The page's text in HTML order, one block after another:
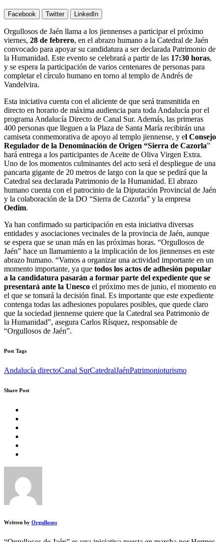
Facebook Twitter LinkedIn
Orgullosos de Jaén llama a los jiennenses a participar el próximo
viernes, 28 de febrero, en el abrazo humano a la Catedral de Jaén
convocado para apoyar su candidatura a ser declarada Patrimonio de
la Humanidad. Este evento se celebrará a partir de las 17:30 horas,
y se espera la participación de varios centenares de personas para
completar el círculo humano en torno al templo de Andrés de
Vandelvira.
Esta iniciativa cuenta con el aliciente de que será transmitida en
directo en horario de máxima audiencia para toda Andalucía por el
programa Andalucía Directo de Canal Sur. Además, las primeras
400 personas que lleguen a la Plaza de Santa María recibirán una
camiseta conmemorativa de apoyo al templo jiennense, y el Consejo
Regulador de la Denominación de Origen “Sierra de Cazorla”
hará entrega a los participantes de Aceite de Oliva Virgen Extra.
Uno de los momentos culminantes del acto será el despliegue de una
pancarta gigante de 20 metros de largo con la que se pedirá que la
Catedral sea declarada Patrimonio de la Humanidad. El abrazo
humano cuenta con el patrocinio de la Diputación Provincial de Jaén
y la colaboración de la DO “Sierra de Cazorla” y la empresa
Oedim.
Ya han confirmado su participación en esta iniciativa diversas
entidades y asociaciones vecinales de la provincia de Jaén, aunque
se espera que se unan más en las próximas horas. “Orgullosos de
Jaén” hace un llamamiento a la implicación de los jiennenses en este
abrazo humano. “Vamos a organizar una actividad importante en un
momento importante, ya que todos los actos de adhesión popular
a la candidatura pasarán a formar parte del expediente que se
presentará ante la Unesco el próximo mes de junio, el momento en
el que se tomará la decisión final. Es importante que este expediente
contenga todas las adhesiones populares posibles, que quede claro
que la sociedad jiennense quiere que la Catedral sea Patrimonio de
la Humanidad”, asegura Carlos Rísquez, responsable de
“Orgullosos de Jaén”.
Post Tags
Andalucía directoCanal SurCatedralJaénPatrimonioturismo
Share Post
Written by Orgullosos